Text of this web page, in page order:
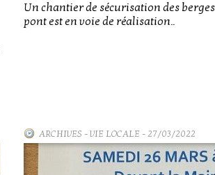
Un chantier de sécurisation des
pont est en voie de réalisation..
ARCHIVES -VIE LOCALE- 27/03/2022